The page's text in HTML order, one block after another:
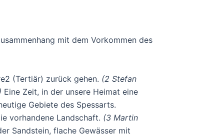
mit dem Vorkommen des
(Tertiär) zurück gehen. (2 Stefan
Eine Zeit, in der unsere Heimat eine
Gebiete des Spessarts.
vorhandene Landschaft. (3 Martin
Sandstein, flache Gewässer mit